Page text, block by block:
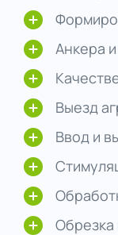
Анкера
Выезд
Ввод и
Обрезка